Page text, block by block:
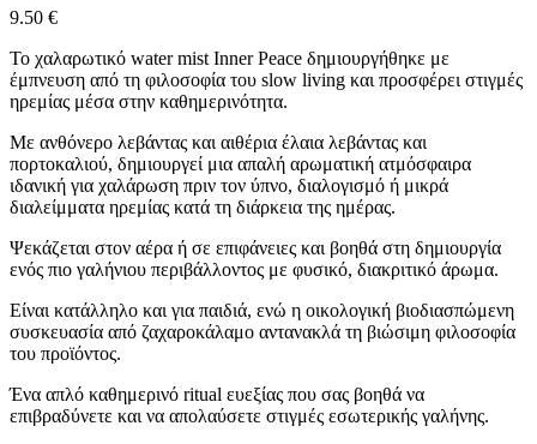
9.50 €
Το χαλαρωτικό water mist Inner Peace δημιουργήθηκε με
έμπνευση από τη φιλοσοφία του slow living και προσφέρει στιγμές
ηρεμίας μέσα στην καθημερινότητα.
Με ανθόνερο λεβάντας και αιθέρια έλαια λεβάντας και
πορτοκαλιού, δημιουργεί μια απαλή αρωματική ατμόσφαιρα
ιδανική για χαλάρωση πριν τον ύπνο, διαλογισμό ή μικρά
διαλείμματα ηρεμίας κατά τη διάρκεια της ημέρας.
Ψεκάζεται στον αέρα ή σε επιφάνειες και βοηθά στη δημιουργία
ενός πιο γαλήνιου περιβάλλοντος με φυσικό, διακριτικό άρωμα.
Είναι κατάλληλο και για παιδιά, ενώ η οικολογική βιοδιασπώμενη
συσκευασία από ζαχαροκάλαμο αντανακλά τη βιώσιμη φιλοσοφία
του προϊόντος.
Ένα απλό καθημερινό ritual ευεξίας που σας βοηθά να
επιβραδύνετε και να απολαύσετε στιγμές εσωτερικής γαλήνης.